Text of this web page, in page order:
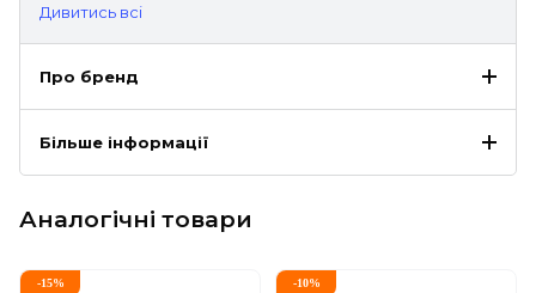
Дивитись всі
Про бренд
Більше інформації
Аналогічні товари
-15% -10%